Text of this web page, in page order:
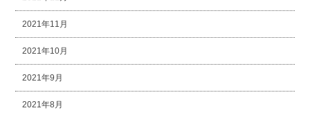
2021年11月
2021年10月
2021年9月
2021年8月